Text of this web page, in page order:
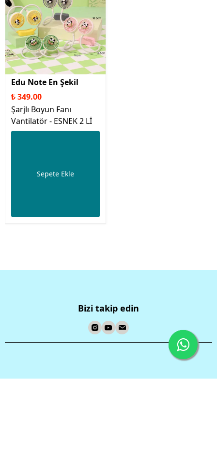
Edu Note En Şekil
₺ 349.00
Şarjlı Boyun Fanı
Vantilatör - ESNEK 2 Lİ
Sepete Ekle
Bizi takip edin